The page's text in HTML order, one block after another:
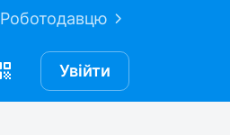
Роботодавцю
Увійти